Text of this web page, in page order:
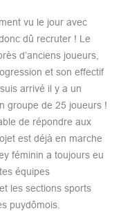
vu le jour avec
dû recruter ! Le
d’anciens joueurs,
et son effectif
arrivé il y a un
groupe de 25 joueurs !
de répondre aux
est déjà en marche
féminin a toujours eu
équipes
les sections sports
puydômois.